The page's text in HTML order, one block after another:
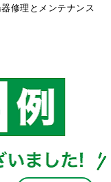
修理とメンテナンス